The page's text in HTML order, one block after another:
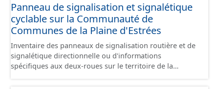
sont désaffectées mais sont toujours physiquement
présentes sur le terrain.
Panneau de signalisation et signalétique
cyclable sur la Communauté de
Communes de la Plaine d'Estrées
Inventaire des panneaux de signalisation routière et de
signalétique directionnelle ou d'informations
spécifiques aux deux-roues sur le territoire de la